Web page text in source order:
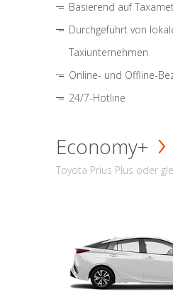
Basierend auf
Durchgeführt von
Taxiunternehmen
Online- und Offline-
24/7-Hotline
Economy+
Toyota Prius Plus oder